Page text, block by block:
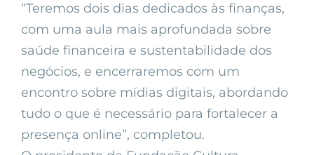
“Teremos dois dias dedicados às finanças,
com uma aula mais aprofundada sobre
saúde financeira e sustentabilidade dos
negócios, e encerraremos com um
encontro sobre mídias digitais, abordando
tudo o que é necessário para fortalecer a
presença online”, completou.